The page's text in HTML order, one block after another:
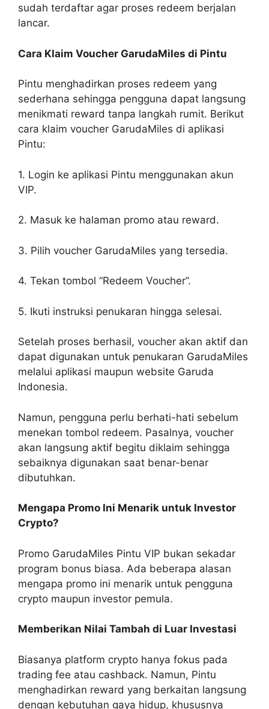
sudah terdaftar agar proses redeem berjalan
lancar.
Cara Klaim Voucher GarudaMiles di Pintu
Pintu menghadirkan proses redeem yang
sederhana sehingga pengguna dapat langsung
menikmati reward tanpa langkah rumit. Berikut
cara klaim voucher GarudaMiles di aplikasi
Pintu:
1. Login ke aplikasi Pintu menggunakan akun
VIP.
2. Masuk ke halaman promo atau reward.
3. Pilih voucher GarudaMiles yang tersedia.
4. Tekan tombol “Redeem Voucher”.
5. Ikuti instruksi penukaran hingga selesai.
Setelah proses berhasil, voucher akan aktif dan
dapat digunakan untuk penukaran GarudaMiles
melalui aplikasi maupun website Garuda
Indonesia.
Namun, pengguna perlu berhati-hati sebelum
menekan tombol redeem. Pasalnya, voucher
akan langsung aktif begitu diklaim sehingga
sebaiknya digunakan saat benar-benar
dibutuhkan.
Mengapa Promo Ini Menarik untuk Investor
Crypto?
Promo GarudaMiles Pintu VIP bukan sekadar
program bonus biasa. Ada beberapa alasan
mengapa promo ini menarik untuk pengguna
crypto maupun investor pemula.
Memberikan Nilai Tambah di Luar Investasi
Biasanya platform crypto hanya fokus pada
trading fee atau cashback. Namun, Pintu
menghadirkan reward yang berkaitan langsung
dengan kebutuhan gaya hidup, khususnya